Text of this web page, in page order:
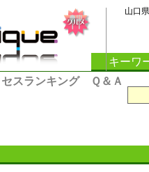
スランキング Ｑ＆Ａ
山口
キーワ